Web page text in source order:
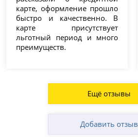
карте, оформление прошло
быстро и качественно. В
карте присутствует
льготный период и много
преимуществ.
Ещё отзывы
Добавить отзыв